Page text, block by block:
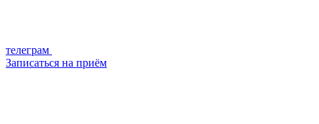
телеграм
Записаться на приём